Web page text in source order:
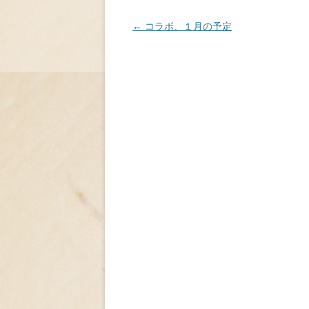
投
← コラボ、１月の予定